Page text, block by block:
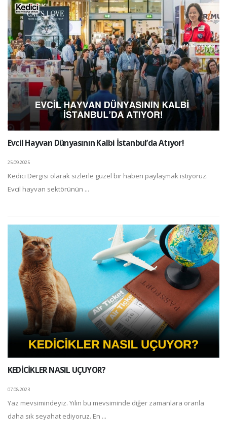
Evcil Hayvan Dünyasının Kalbi İstanbul’da Atıyor!
25.09.2025
Kedici Dergisi olarak sizlerle güzel bir haberi paylaşmak istiyoruz.
Evcil hayvan sektörünün ...
KEDİCİKLER NASIL UÇUYOR?
07.08.2023
Yaz mevsimindeyiz. Yılın bu mevsiminde diğer zamanlara oranla
daha sık seyahat ediyoruz. En ...